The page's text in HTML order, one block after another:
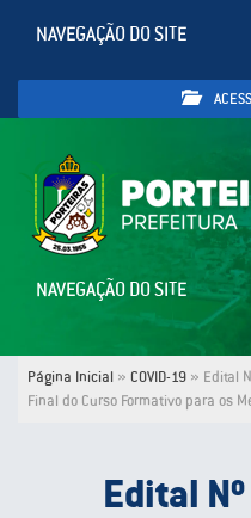
NAVEGAÇÃO DO SITE
NAVEGAÇÃO DO SITE
Página Inicial » COVID-19 » Edital
Final do Curso Formativo para os
Edital